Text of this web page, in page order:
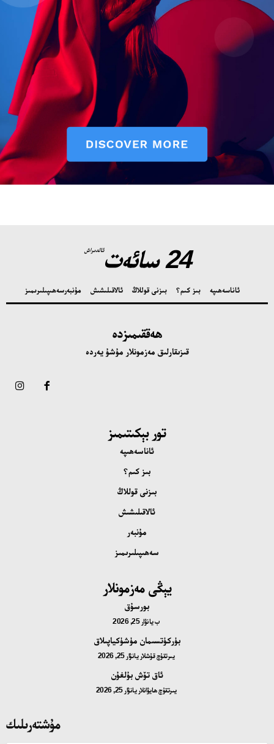
24 سائەت ئالدىراش
ئاناسەھىپە بىز كىم؟ بىزنى قوللاڭ ئالاقىلىشىش مۇنبەرسەھىپىلىرىمىز
ھەققىمىزدە
قىزىقارلىق مەزمونلار مۇشۇ يەردە
تور بېكىتىمىز
ئاناسەھىپە
بىز كىم؟
بىزنى قوللاڭ
ئالاقىلىشىش
مۇنبەر
سەھىپىلىرىمىز
يېڭى مەزمونلار
بورسۇق
بيانۋار 25, 2026
بۈركۈتسىمان مۈشۈكياپىلاق
يىرتقۇچ قۇشلار يانۋار 25, 2026
ئاق تۆش بۇلغۇن
يىرتقۇچ ھايۋانلار يانۋار 25, 2026
مۇشتەرىلىك